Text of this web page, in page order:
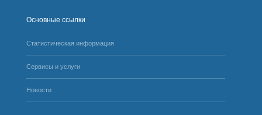
Основные ссылки
Статистическая информация
Сервисы и услуги
Новости